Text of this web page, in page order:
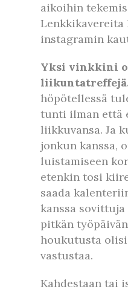
aikoihin
instagramin
Yksi vinkkini
höpötellessä
tunti ilman että
liikkuvansa. Ja
jonkun kanssa,
luistamiseen
etenkin tosi
saada
kanssa
pitkän
houkutusta
vastustaa.
Kahdestaan tai